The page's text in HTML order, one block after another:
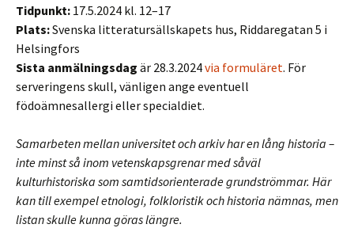
Tidpunkt: 17.5.2024 kl. 12–17
Plats:Svenska litteratursällskapets hus, Riddaregatan 5 i
Helsingfors
Sista anmälningsdag är 28.3.2024via formuläret. För
serveringens skull, vänligen ange eventuell
födoämnesallergi eller specialdiet.
Samarbeten mellan universitet och arkiv har en lång historia –
inte minst så inom vetenskapsgrenar med såväl
kulturhistoriska som samtidsorienterade grundströmmar. Här
kan till exempel etnologi, folkloristik och historia nämnas, men
listan skulle kunna göras längre.